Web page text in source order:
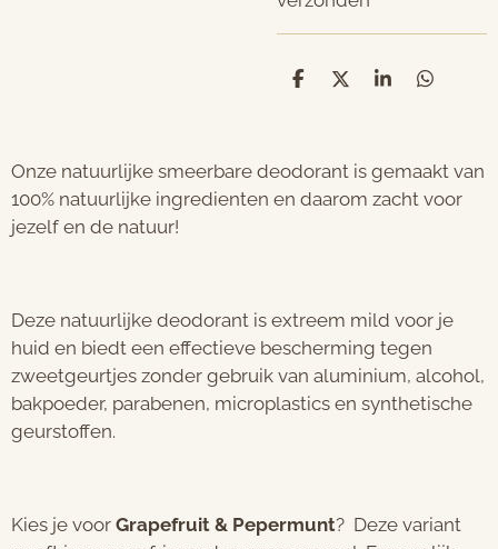
D
n
D
S
D
n
Onze natuurlijke smeerbare deodorant is gemaakt van
100% natuurlijke ingredienten en daarom zacht voor
jezelf en de natuur!
Deze natuurlijke deodorant is extreem mild voor je
huid en biedt een effectieve bescherming tegen
zweetgeurtjes zonder gebruik van aluminium, alcohol,
bakpoeder, parabenen, microplastics en synthetische
geurstoffen.
Kies je voor Grapefruit & Pepermunt? Deze variant